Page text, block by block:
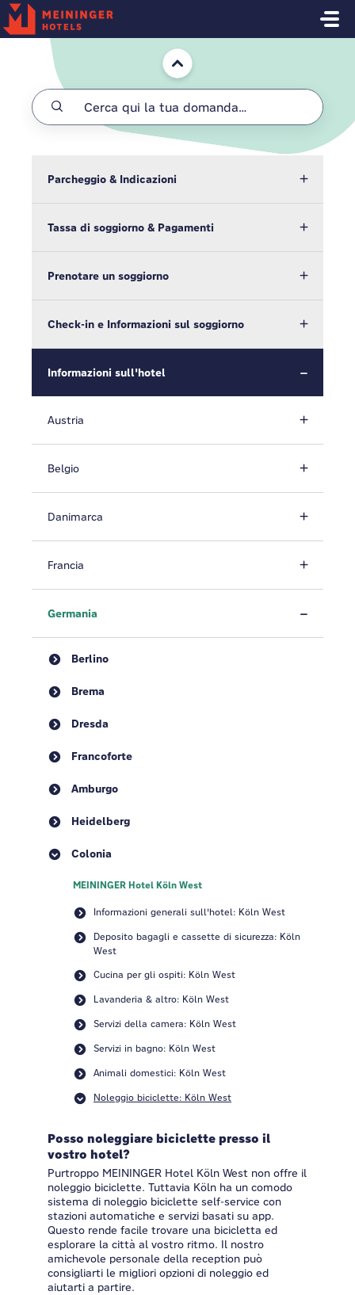
Salta al contenuto principale
Home
Parcheggio & Indicazioni
Tassa di soggiorno & Pagamenti
Prenotare un soggiorno
Check-in e Informazioni sul soggiorno
Informazioni sull'hotel
Austria
Belgio
Danimarca
Francia
Germania
Berlino
Brema
Dresda
Francoforte
Amburgo
Heidelberg
Colonia
MEININGER Hotel Köln West
Informazioni generali sull'hotel: Köln West
Deposito bagagli e cassette di sicurezza: Köln
West
Cucina per gli ospiti: Köln West
Lavanderia & altro: Köln West
Servizi della camera: Köln West
Servizi in bagno: Köln West
Animali domestici: Köln West
Noleggio biciclette: Köln West
Posso noleggiare biciclette presso il
vostro hotel?
Purtroppo MEININGER Hotel Köln West non offre il
noleggio biciclette. Tuttavia Köln ha un comodo
sistema di noleggio biciclette self-service con
stazioni automatiche e servizi basati su app.
Questo rende facile trovare una bicicletta ed
esplorare la città al vostro ritmo. Il nostro
amichevole personale della reception può
consigliarti le migliori opzioni di noleggio ed
aiutarti a partire.